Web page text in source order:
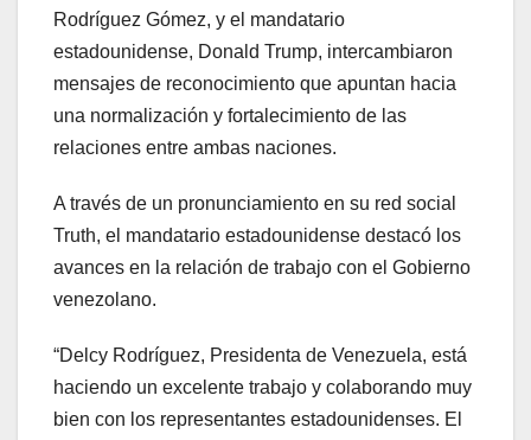
Rodríguez Gómez, y el mandatario
estadounidense, Donald Trump, intercambiaron
mensajes de reconocimiento que apuntan hacia
una normalización y fortalecimiento de las
relaciones entre ambas naciones.
A través de un pronunciamiento en su red social
Truth, el mandatario estadounidense destacó los
avances en la relación de trabajo con el Gobierno
venezolano.
“Delcy Rodríguez, Presidenta de Venezuela, está
haciendo un excelente trabajo y colaborando muy
bien con los representantes estadounidenses. El